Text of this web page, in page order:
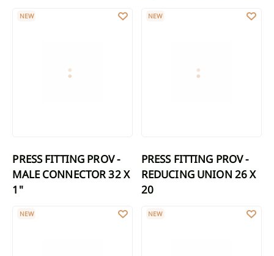
PRESS FITTING PROV - MALE CONNECTOR 32 X 1"
NEW
PRESS FITTING PROV -
MALE CONNECTOR 32 X
1"
PRESS FITTING PROV -
NEW
PRESS FITTING PROV -
REDUCING UNION 26 X
20
PRESS FITTING PROV - REDUCING TEE 32 X 26 X 32
NEW PRESS FITTING PROV -
NEW